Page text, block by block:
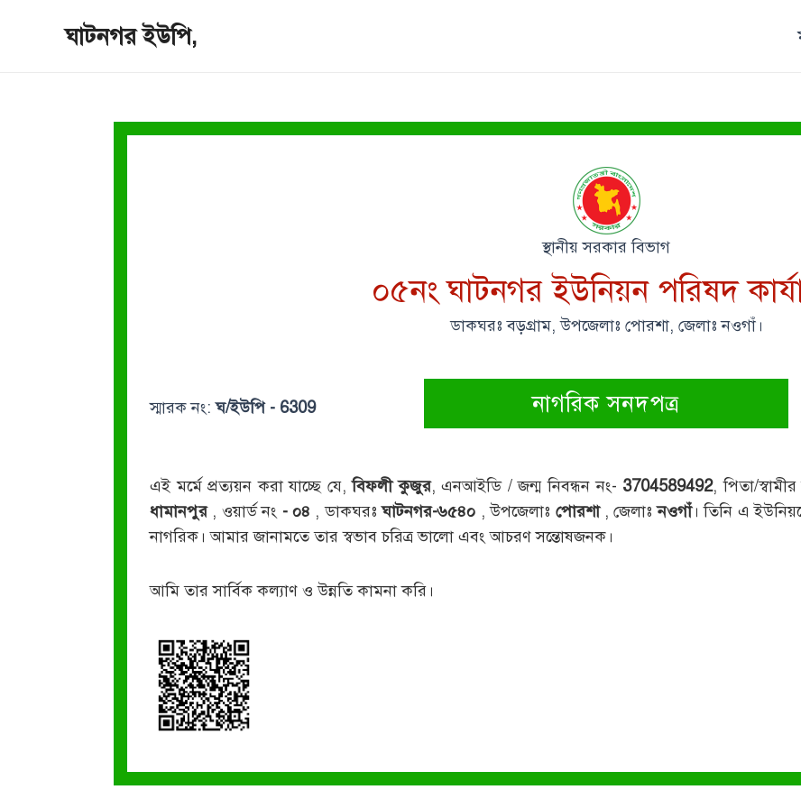
ঘাটনগর ইউপি,
স্থানীয় সরকার বিভাগ
০৫নং ঘাটনগর ইউনিয়ন পরিষদ
ডাকঘরঃ বড়গ্রাম, উপজেলাঃ পোরশা, জেলাঃ নওগাঁ।
স্মারক নং:ঘ/ইউপি - 6309 নাগরিক সনদপত্র
এই মর্মে প্রত্যয়ন করা যাচ্ছে যে,বিফলী কুজুর, এনআইডি / জন্ম নিবন্ধন নং- 3704589492, পিতা/
ধামানপুর , ওয়ার্ড নং - ০৪ , ডাকঘরঃঘাটনগর-৬৫৪০ , উপজেলাঃ পোরশা , জেলাঃনওগাঁ। তিনি এ
নাগরিক। আমার জানামতে তার স্বভাব চরিত্র ভালো এবং আচরণ সন্তোষজনক।
আমি তার সার্বিক কল্যাণ ও উন্নতি কামনা করি।